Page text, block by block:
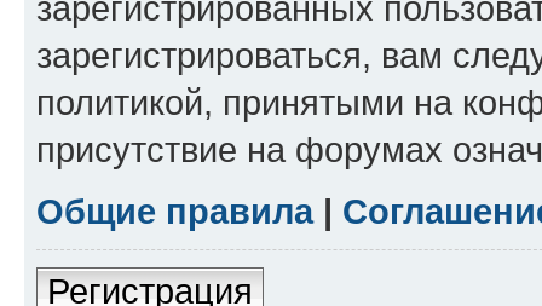
зарегистрированных
зарегистрироваться, вам
политикой, принятыми на
присутствие на форумах
Общие правила|
Регистрация